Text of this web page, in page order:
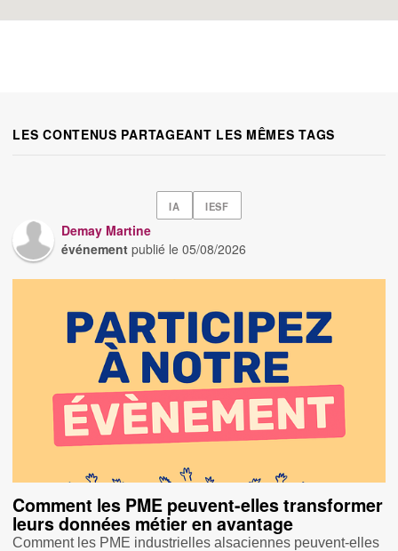
LES CONTENUS PARTAGEANT LES MÊMES TAGS
IA IESF
Demay Martine
événement publié le05/08/2026
Comment les PME peuvent-elles transformer
leurs données métier en avantage
Comment les PME industrielles alsaciennes peuvent-elles